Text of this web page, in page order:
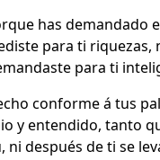
has demandado
para ti riquezas,
para ti
conforme á tus
y entendido, tanto
ni después de ti se